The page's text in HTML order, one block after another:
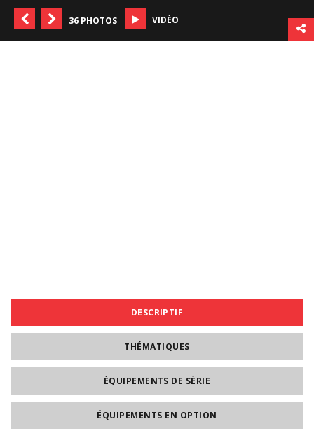
36 PHOTOS VIDÉO
DESCRIPTIF
THÉMATIQUES
ÉQUIPEMENTS DE SÉRIE
ÉQUIPEMENTS EN OPTION